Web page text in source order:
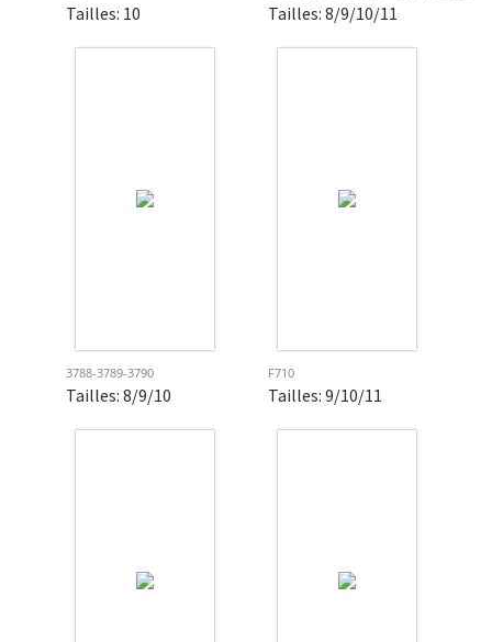
Tailles: 10 Tailles: 8/9/10/11
3788-3789-3790
Tailles: 8/9/10
F710
Tailles: 9/10/11